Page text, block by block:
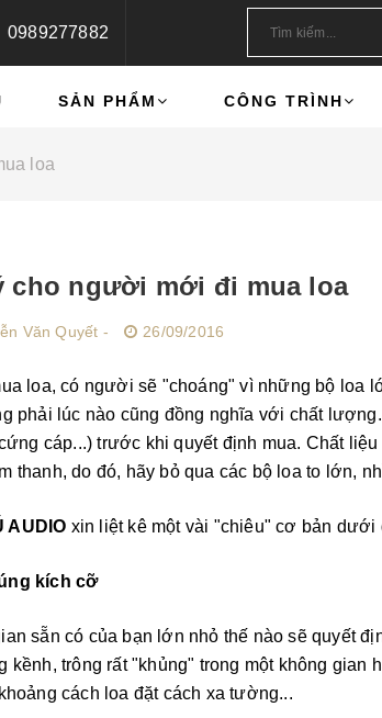
0989277882
SẢN PHẨM CÔNG TRÌNH
loa
cho người mới đi mua loa
Văn Quyết - 26/09/2016
loa, có người sẽ "choáng" vì những bộ loa
phải lúc nào cũng đồng nghĩa với chất
cáp...) trước khi quyết định mua. Chất
thanh, do đó, hãy bỏ qua các bộ loa to lớn,
AUDIO xin liệt kê một vài "chiêu" cơ bản
kích cỡ
sẵn có của bạn lớn nhỏ thế nào sẽ quyết
kềnh, trông rất "khủng" trong một không gian
cách loa đặt cách xa tường...